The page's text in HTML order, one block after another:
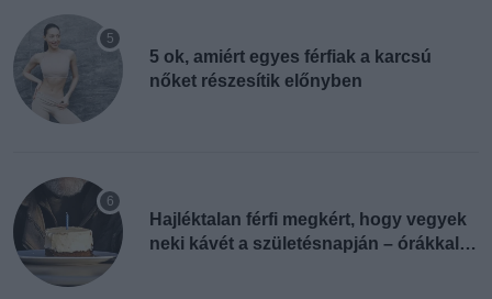
5 ok, amiért egyes férfiak a karcsú
nőket részesítik előnyben
Hajléktalan férfi megkért, hogy vegyek
neki kávét a születésnapján – órákkal